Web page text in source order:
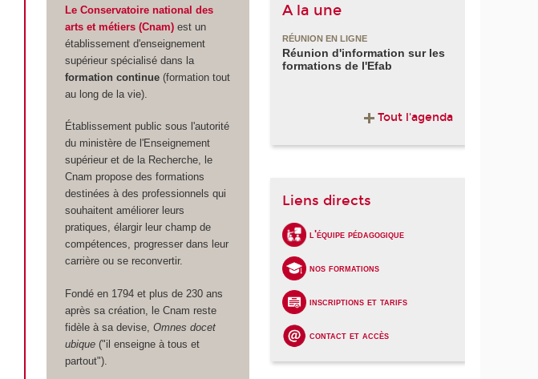
Le Conservatoire national des
arts et métiers (Cnam)est un
établissement d'enseignement
supérieur spécialisé dans la
formation continue(formation tout
au long de la vie).
Établissement public sous l'autorité
du ministère de l'Enseignement
supérieur et de la Recherche, le
Cnam propose des formations
destinées à des professionnels qui
souhaitent améliorer leurs
pratiques, élargir leur champ de
compétences, progresser dans leur
carrière ou se reconvertir.
Fondé en 1794 et plus de 230 ans
après sa création, le Cnam reste
fidèle à sa devise, Omnes docet
ubique("il enseigne à tous et
partout").
A la une
RÉUNION EN LIGNE
Réunion d'information sur les
formations de l'Efab
Tout l'agenda
Liens directs
l'équipe pédagogique
nos formations
inscriptions et tarifs
contact et accès